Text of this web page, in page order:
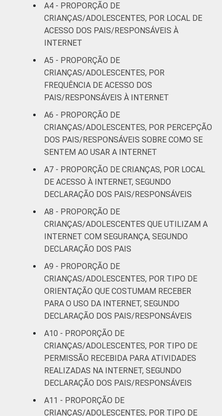
RENDA
FAMILIAR
Até 1 SM
Mais de 1
Mais de 2
SM até 3 SM
SM
CLASSE
SOCIAL
AB 74
C 60
DE 33
¹Base: 2 261 usuários de Internet de 9 a 17
anos. Respostas estimuladas. Cada item
apresentado se refere apenas aos
resultados da alternativa "sim". Dados
coletados entre setembro de 2013 e janeiro
de 2014.
Fonte: NIC.br - set/2013 a jan/2014
A4 - PROPORÇÃO DE
CRIANÇAS/ADOLESCENTES, POR LOCAL DE
ACESSO DOS PAIS/RESPONSÁVEIS À
INTERNET
A5 - PROPORÇÃO DE
CRIANÇAS/ADOLESCENTES, POR
FREQUÊNCIA DE ACESSO DOS
PAIS/RESPONSÁVEIS À INTERNET
A6 - PROPORÇÃO DE
CRIANÇAS/ADOLESCENTES, POR PERCEPÇÃO
DOS PAIS/RESPONSÁVEIS SOBRE COMO SE
SENTEM AO USAR A INTERNET
A7 - PROPORÇÃO DE CRIANÇAS, POR LOCAL
DE ACESSO À INTERNET, SEGUNDO
DECLARAÇÃO DOS PAIS/RESPONSÁVEIS
A8 - PROPORÇÃO DE
CRIANÇAS/ADOLESCENTES QUE UTILIZAM A
INTERNET COM SEGURANÇA, SEGUNDO
DECLARAÇÃO DOS PAIS
A9 - PROPORÇÃO DE
CRIANÇAS/ADOLESCENTES, POR TIPO DE
ORIENTAÇÃO QUE COSTUMAM RECEBER
PARA O USO DA INTERNET, SEGUNDO
DECLARAÇÃO DOS PAIS/RESPONSÁVEIS
A10 - PROPORÇÃO DE
CRIANÇAS/ADOLESCENTES, POR TIPO DE
PERMISSÃO RECEBIDA PARA ATIVIDADES
REALIZADAS NA INTERNET, SEGUNDO
DECLARAÇÃO DOS PAIS/RESPONSÁVEIS
A11 - PROPORÇÃO DE
CRIANÇAS/ADOLESCENTES, POR TIPO DE